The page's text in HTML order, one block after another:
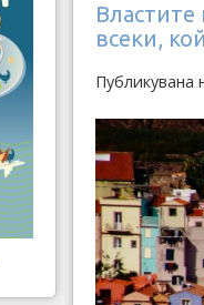
Властите
всеки,
Публикувана